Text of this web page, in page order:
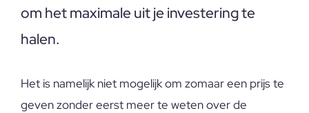
om het maximale uit je investering te
halen.
Het is namelijk niet mogelijk om zomaar een prijs te
geven zonder eerst meer te weten over de